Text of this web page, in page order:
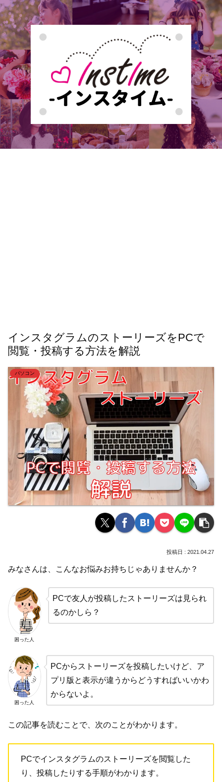
インスタグラムのストーリーズをPCで
閲覧・投稿する方法を解説
パソコン
2021.04.27
みなさんは、こんなお悩みお持ちじゃありませんか？
困った人
PCで友人が投稿したストーリーズは見られ
るのかしら？
困った人
PCからストーリーズを投稿したいけど、ア
プリ版と表示が違うからどうすればいいかわ
からないよ。
この記事を読むことで、次のことがわかります。
PCでインスタグラムのストーリーズを閲覧した
り、投稿したりする手順がわかります。